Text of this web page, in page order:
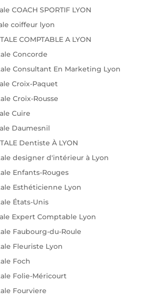
COACH SPORTIF LYON
coiffeur lyon
COMPTABLE A LYON
Concorde
Consultant En Marketing Lyon
Croix-Paquet
Croix-Rousse
Cuire
Daumesnil
Dentiste À LYON
designer d'intérieur à Lyon
Enfants-Rouges
Esthéticienne Lyon
États-Unis
Expert Comptable Lyon
Faubourg-du-Roule
Fleuriste Lyon
Foch
Folie-Méricourt
Fourviere